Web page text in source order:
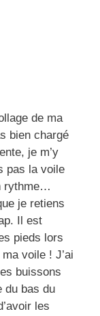
de ma
bien chargé
je m’y
pas la voile
rythme…
je retiens
Il est
pieds lors
voile ! J’ai
buissons
du bas du
les